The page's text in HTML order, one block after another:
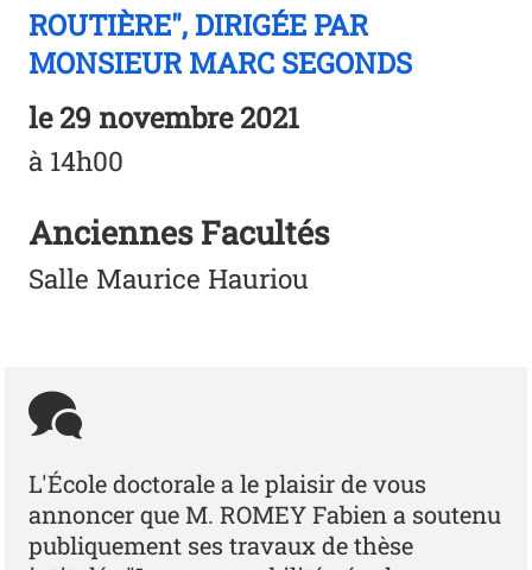
ROUTIÈRE", DIRIGÉE PAR
MONSIEUR MARC SEGONDS
le29 novembre 2021
à 14h00
Anciennes Facultés
Salle Maurice Hauriou
L'École doctorale a le plaisir de vous
annoncer que M. ROMEY Fabien a soutenu
publiquement ses travaux de thèse